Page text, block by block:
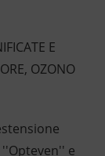
E
OZONO
e